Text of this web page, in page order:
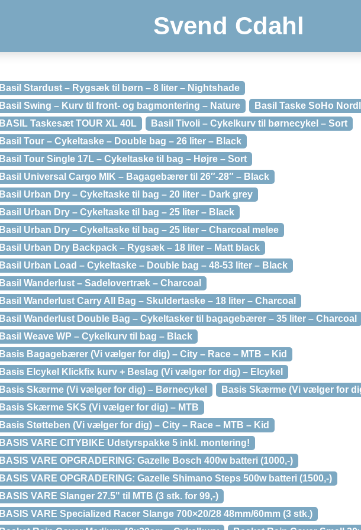
Svend Cdahl
Basil Stardust – Rygsæk til børn – 8 liter – Nightshade
Basil Swing – Kurv til front- og bagmontering – Nature
Basil Taske SoHo
BASIL Taskesæt TOUR XL 40L
Basil Tivoli – Cykelkurv til børnecykel – Sort
Basil Tour – Cykeltaske – Double bag – 26 liter – Black
Basil Tour Single 17L – Cykeltaske til bag – Højre – Sort
Basil Universal Cargo MIK – Bagagebærer til 26″-28″ – Black
Basil Urban Dry – Cykeltaske til bag – 20 liter – Dark grey
Basil Urban Dry – Cykeltaske til bag – 25 liter – Black
Basil Urban Dry – Cykeltaske til bag – 25 liter – Charcoal melee
Basil Urban Dry Backpack – Rygsæk – 18 liter – Matt black
Basil Urban Load – Cykeltaske – Double bag – 48-53 liter – Black
Basil Wanderlust – Sadelovertræk – Charcoal
Basil Wanderlust Carry All Bag – Skuldertaske – 18 liter – Charcoal
Basil Wanderlust Double Bag – Cykeltasker til bagagebærer – 35 liter – Charcoal
Basil Weave WP – Cykelkurv til bag – Black
Basis Bagagebærer (Vi vælger for dig) – City – Race – MTB – Kid
Basis Elcykel Klickfix kurv + Beslag (Vi vælger for dig) – Elcykel
Basis Skærme (Vi vælger for dig) – Børnecykel
Basis Skærme (Vi vælger for
Basis Skærme SKS (Vi vælger for dig) – MTB
Basis Støtteben (Vi vælger for dig) – City – Race – MTB – Kid
BASIS VARE CITYBIKE Udstyrspakke 5 inkl. montering!
BASIS VARE OPGRADERING: Gazelle Bosch 400w batteri (1000,-)
BASIS VARE OPGRADERING: Gazelle Shimano Steps 500w batteri (1500,-)
BASIS VARE Slanger 27.5" til MTB (3 stk. for 99,-)
BASIS VARE Specialized Racer Slange 700×20/28 48mm/60mm (3 stk.)